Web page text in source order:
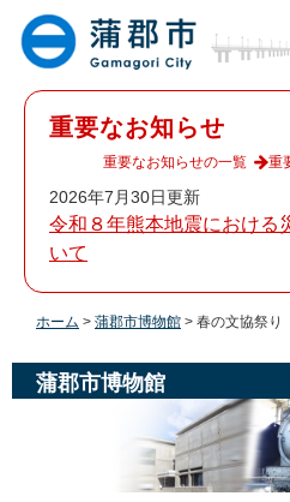
重要なお知らせ
2026年7月30日更新
令和８年熊本地震における
いて
重要なお知らせの一覧 重
ホーム > 蒲郡市博物館 > 春の文協祭り
蒲郡市博物館